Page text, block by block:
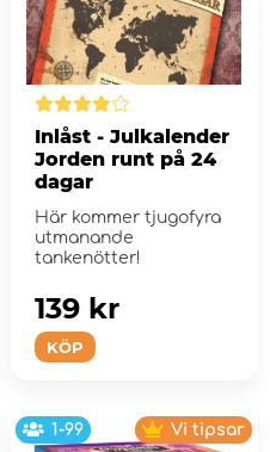
Inlåst - Julkalender
Jorden runt på 24
dagar
Här kommer tjugofyra
utmanande
tankenötter!
KÖP
139 kr
1-99 Vi tipsar